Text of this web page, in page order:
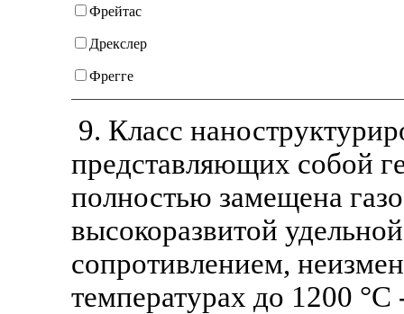
Фрейтас
Дрекслер
Фрегге
9. Класс
представляющих собой
полностью замещена
высокоразвитой
сопротивлением,
температурах до 1200 °С